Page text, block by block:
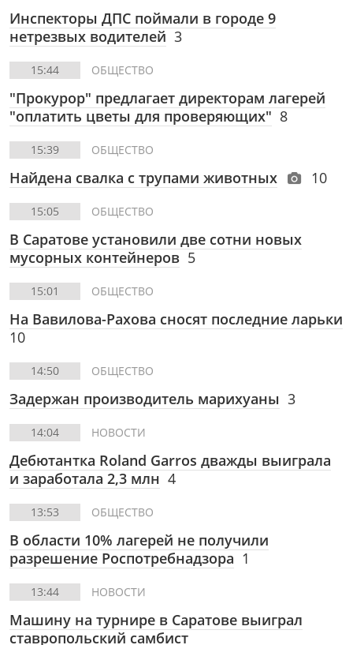
Инспекторы ДПС поймали в городе 9
нетрезвых водителей 3
15:44 ОБЩЕСТВО
"Прокурор" предлагает директорам лагерей
"оплатить цветы для проверяющих" 8
15:39 ОБЩЕСТВО
Найдена свалка с трупами животных 10
15:05 ОБЩЕСТВО
В Саратове установили две сотни новых
мусорных контейнеров 5
15:01 ОБЩЕСТВО
На Вавилова-Рахова сносят последние ларьки
10
14:50 ОБЩЕСТВО
Задержан производитель марихуаны 3
14:04 НОВОСТИ
Дебютантка Roland Garros дважды выиграла
и заработала 2,3 млн 4
13:53 ОБЩЕСТВО
В области 10% лагерей не получили
разрешение Роспотребнадзора 1
13:44 НОВОСТИ
Машину на турнире в Саратове выиграл
ставропольский самбист